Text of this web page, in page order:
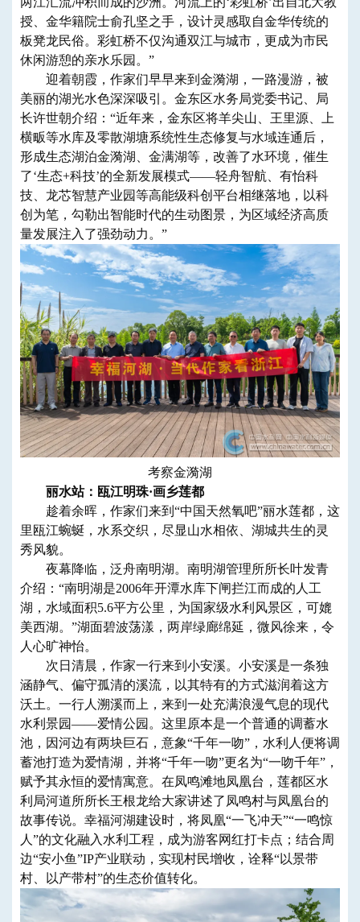
授、金华籍院士俞孔坚之手，设计灵感取自金华传统的
板凳龙民俗。彩虹桥不仅沟通双江与城市，更成为市民
休闲游憩的亲水乐园。”
迎着朝霞，作家们早早来到金漪湖，一路漫游，被
美丽的湖光水色深深吸引。金东区水务局党委书记、局
长许世朝介绍：“近年来，金东区将羊尖山、王里源、上
横畈等水库及零散湖塘系统性生态修复与水域连通后，
形成生态湖泊金漪湖、金满湖等，改善了水环境，催生
了‘生态+科技’的全新发展模式——轻舟智航、有怡科
技、龙芯智慧产业园等高能级科创平台相继落地，以科
创为笔，勾勒出智能时代的生动图景，为区域经济高质
量发展注入了强劲动力。”
考察金漪湖
丽水站：瓯江明珠·画乡莲都
趁着余晖，作家们来到“中国天然氧吧”丽水莲都，这
里瓯江蜿蜒，水系交织，尽显山水相依、湖城共生的灵
秀风貌。
夜幕降临，泛舟南明湖。南明湖管理所所长叶发青
介绍：“南明湖是2006年开潭水库下闸拦江而成的人工
湖，水域面积5.6平方公里，为国家级水利风景区，可媲
美西湖。”湖面碧波荡漾，两岸绿廊绵延，微风徐来，令
人心旷神怡。
次日清晨，作家一行来到小安溪。小安溪是一条独
涵静气、偏守孤清的溪流，以其特有的方式滋润着这方
沃土。一行人溯溪而上，来到一处充满浪漫气息的现代
水利景园——爱情公园。这里原本是一个普通的调蓄水
池，因河边有两块巨石，意象“千年一吻”，水利人便将调
蓄池打造为爱情湖，并将“千年一吻”更名为“一吻千年”，
赋予其永恒的爱情寓意。在凤鸣滩地凤凰台，莲都区水
利局河道所所长王根龙给大家讲述了凤鸣村与凤凰台的
故事传说。幸福河湖建设时，将凤凰“一飞冲天”“一鸣惊
人”的文化融入水利工程，成为游客网红打卡点；结合周
边“安小鱼”IP产业联动，实现村民增收，诠释“以景带
村、以产带村”的生态价值转化。